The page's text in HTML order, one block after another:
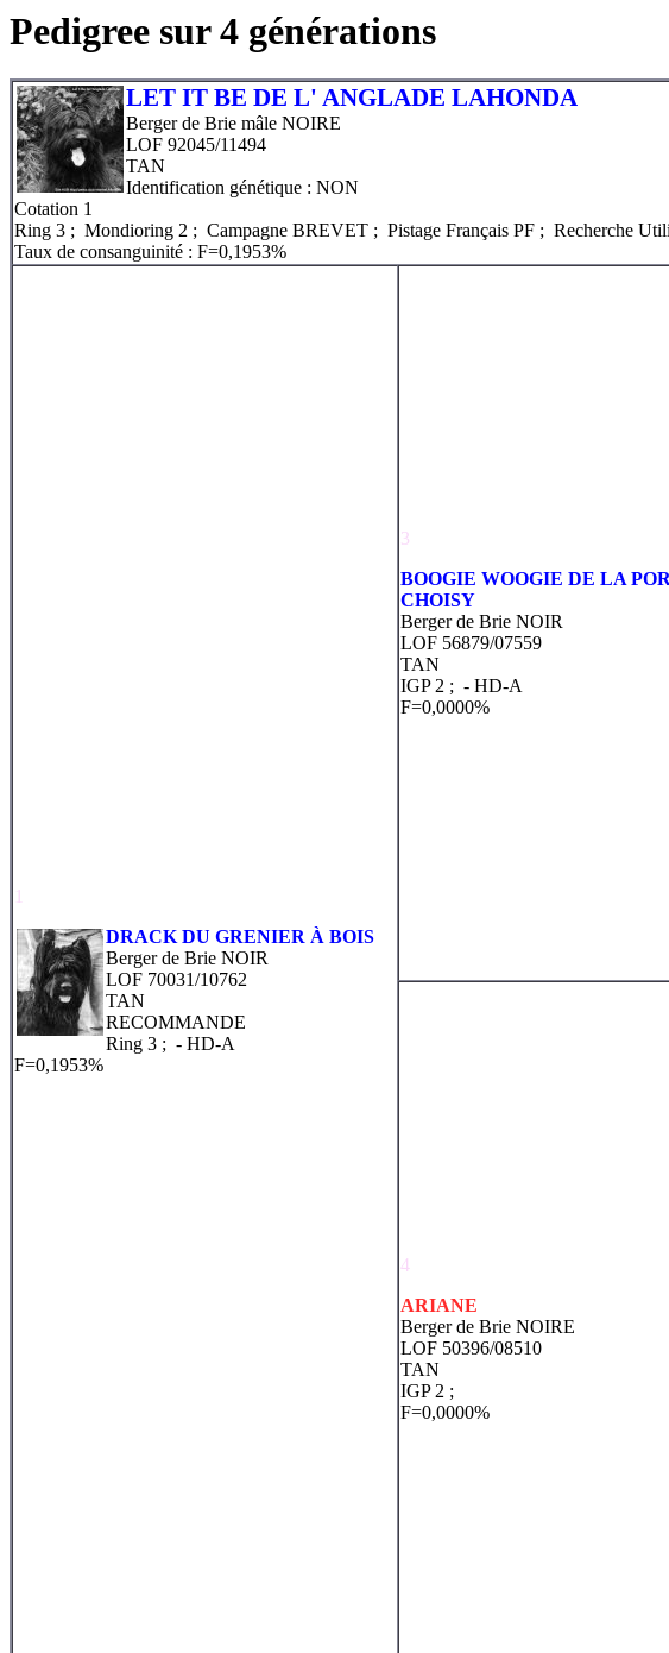
Pedigree sur 4 générations
LET IT BE DE L' ANGLADE LAHONDA
Berger de Brie mâle NOIRE
LOF 92045/11494
TAN
Identification génétique : NON
Cotation 1
Ring 3 ; Mondioring 2 ; Campagne BREVET ; Pistage Français PF ; Recherche
Taux de consanguinité : F=0,1953%
1
DRACK DU GRENIER À BOIS
Berger de Brie NOIR
LOF 70031/10762
TAN
RECOMMANDE
Ring 3 ; - HD-A
F=0,1953%
3
BOOGIE WOOGIE DE LA
CHOISY
Berger de Brie NOIR
LOF 56879/07559
TAN
IGP 2 ; - HD-A
F=0,0000%
4
ARIANE
Berger de Brie NOIRE
LOF 50396/08510
TAN
IGP 2 ;
F=0,0000%